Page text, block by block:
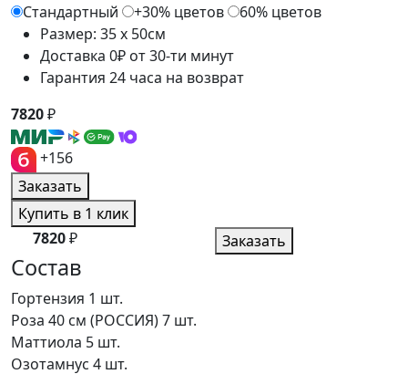
Стандартный
+30% цветов
60% цветов
Размер: 35 x 50см
Доставка 0₽ от 30-ти минут
Гарантия 24 часа на возврат
7820₽
+156
Заказать
Купить в 1 клик
7820₽ Заказать
Состав
Гортензия 1 шт.
Роза 40 см (РОССИЯ)7 шт.
Маттиола 5 шт.
Озотамнус 4 шт.